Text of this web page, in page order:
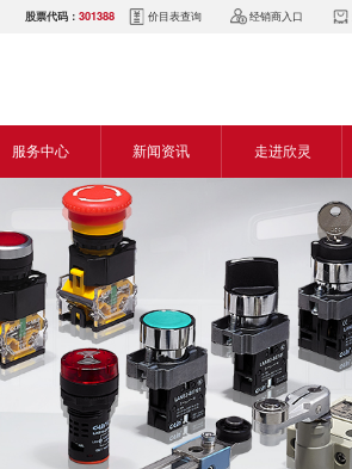
价目表查询 经销商入口
股票代码：301388
服务中心
营销网络
服务热线
电商平台
下载中心
新闻资讯
新闻动态
展会资讯
电气百科
常见问答
走进欣灵
企业简介
董事长致词
企业风采
专利证书